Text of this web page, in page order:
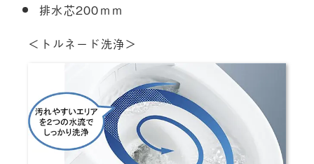
排水芯200ｍｍ
＜トルネード洗浄＞